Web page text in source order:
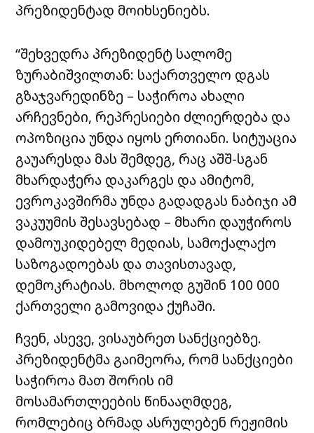
პრეზიდენტად მოიხსენიებს.
“შეხვედრა პრეზიდენტ სალომე
ზურაბიშვილთან: საქართველო დგას
გზაჯვარედინზე – საჭიროა ახალი
არჩევნები, რეპრესიები ძლიერდება და
ოპოზიცია უნდა იყოს ერთიანი. სიტუაცია
გაუარესდა მას შემდეგ, რაც აშშ-სგან
მხარდაჭერა დაკარგეს და ამიტომ,
ევროკავშირმა უნდა გადადგას ნაბიჯი ამ
ვაკუუმის შესავსებად – მხარი დაუჭიროს
დამოუკიდებელ მედიას, სამოქალაქო
საზოგადოებას და თავისთავად,
დემოკრატიას. მხოლოდ გუშინ 100 000
ქართველი გამოვიდა ქუჩაში.
ჩვენ, ასევე, ვისაუბრეთ სანქციებზე.
პრეზიდენტმა გაიმეორა, რომ სანქციები
საჭიროა მათ შორის იმ
მოსამართლეების წინააღმდეგ,
რომლებიც ბრმად ასრულებენ რეჟიმის